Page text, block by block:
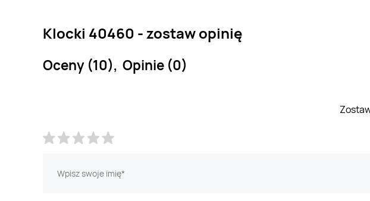
Klocki 40460 - zostaw opinię
Oceny (10), Opinie (0)